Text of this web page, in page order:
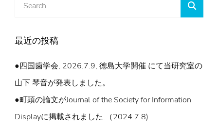
最近の投稿
●四国歯学会, 2026.7.9, 徳島大学開催 にて当研究室の
山下 琴音が発表しました。
●町頭の論文がJournal of the Society for Information
Displayに掲載されました.（2024.7.8)